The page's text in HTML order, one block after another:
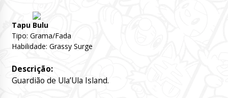
Tapu Bulu
Tipo: Grama/Fada
Habilidade: Grassy Surge
Descrição:
Guardião de Ula’Ula Island.